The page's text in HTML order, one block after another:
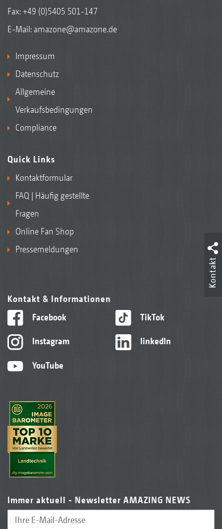
Fax: +49 (0)5405 501-147
E-Mail: amazone@amazone.de
Impressum
Datenschutz
Allgemeine
Verkaufsbedingungen
Compliance
Quick Links
Kontaktformular
FAQ | Häufig gestellte
Fragen
Online Fan Shop
Pressemeldungen
Kontakt & Informationen
Facebook
Instagram
YouTube
TikTok
linkedIn
Immer aktuell - Newsletter AMAZING NEWS
Kontakt